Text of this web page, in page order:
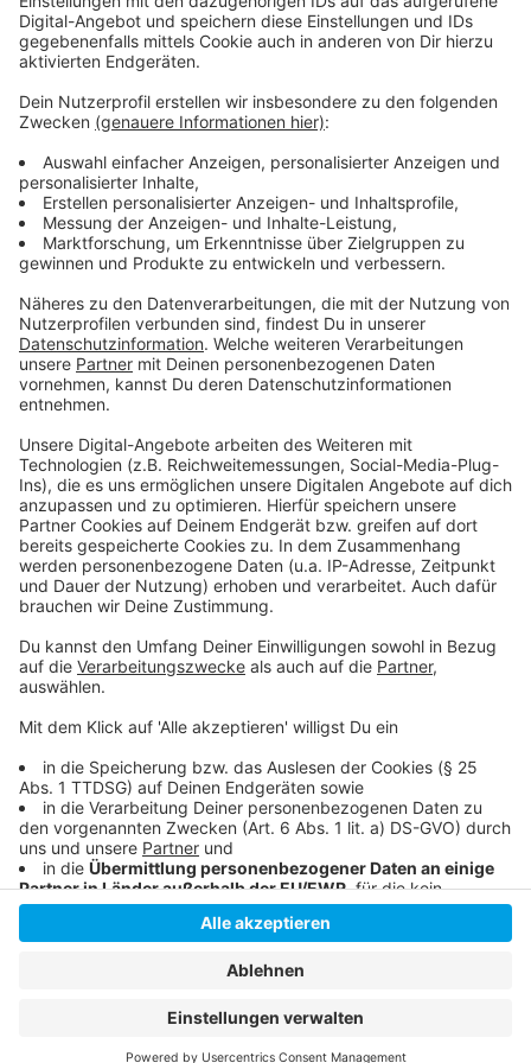
Anzeige
Mit Ordnungswidrigkeiten werden zum großen Teil
auch Verstöße im Straßenverkehr geahndet. Gisa M.
würde sich zudem wünschen, dass Bedürftige ein sehr
günstiges Monatsticket für den Nahverkehr beziehen
könnten.
Anzeige
Weitere Infos und Links zum Thema
Anzeige
Gisa wieder frei
Diskussion über Schwarzfahren als Straftat
Protestaktion für Gisa
Proteste gegen die Inhaftierung
Anzeige
Anzeige